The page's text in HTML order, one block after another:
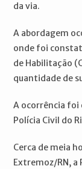
da via.
A abordagem
onde foi
de Habilitação
quantidade de
A ocorrência foi
Polícia Civil do
Cerca de meia
Extremoz/RN, a